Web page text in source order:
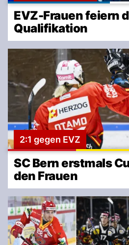
EVZ-Frauen feiern
Qualifikation
2:1 gegen EVZ
SC Bern erstmals
den Frauen